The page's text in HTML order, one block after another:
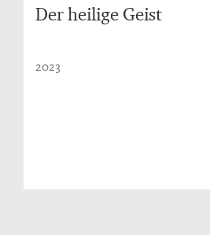
Der heilige Geist
2023